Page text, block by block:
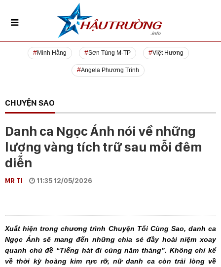
Minh Hằng Sơn Tùng M-TP Việt Hương
Angela Phương Trinh
CHUYỆN SAO
Danh ca Ngọc Ánh nói về những
lượng vàng tích trữ sau mỗi đêm
diễn
MR TI 11:35 12/05/2026
Xuất hiện trong chương trình Chuyện Tối Cùng Sao, danh ca
Ngọc Ánh sẽ mang đến những chia sẻ đầy hoài niệm xoay
quanh chủ đề “Tiếng hát đi cùng năm tháng”. Không chỉ kể
về thời kỳ hoàng kim rực rỡ, nữ danh ca còn trải lòng về